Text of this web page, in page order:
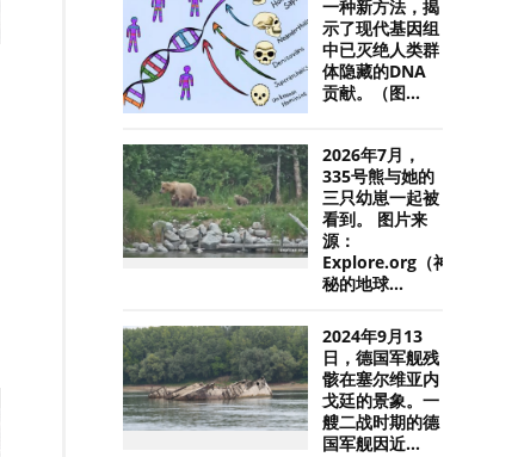
一种新方法，揭
示了现代基因组
中已灭绝人类群
体隐藏的DNA
贡献。（图...
2026年7月，
335号熊与她的
三只幼崽一起被
看到。 图片来
源：
Explore.org（神
秘的地球...
2024年9月13
日，德国军舰残
骸在塞尔维亚内
戈廷的景象。一
艘二战时期的德
国军舰因近...